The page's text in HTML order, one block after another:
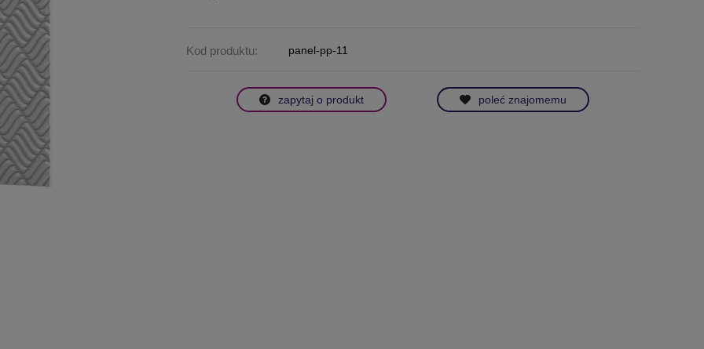
Kod produktu: panel-pp-11
zapytaj o produkt poleć znajomemu